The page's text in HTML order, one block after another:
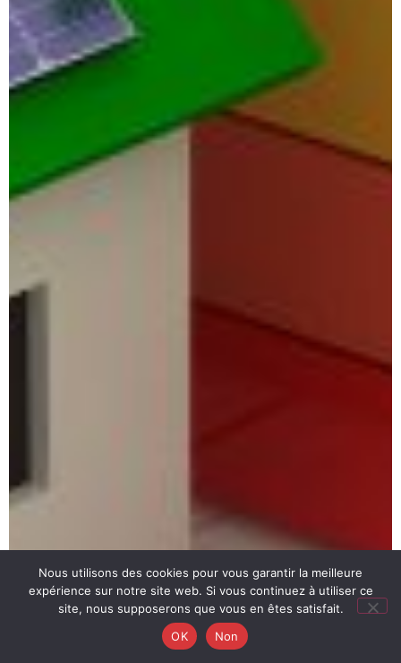
Nous utilisons des cookies pour vous garantir la meilleure
expérience sur notre site web. Si vous continuez à utiliser ce
site, nous supposerons que vous en êtes satisfait.
OK
Non